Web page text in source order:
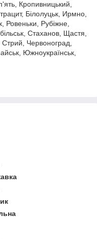
Кропивницький,
Білолуцьк, Ирмно,
Ровеньки, Рубіжне,
Стаханов, Щастя,
Червоноград,
Южноукраїнськ,